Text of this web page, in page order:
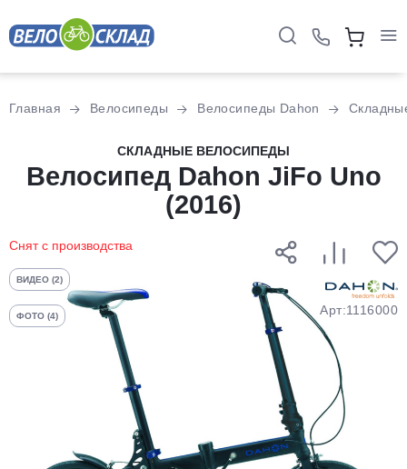
Главная Велосипеды Велосипеды Dahon
СКЛАДНЫЕ ВЕЛОСИПЕДЫ
Велосипед Dahon JiFo Uno
(2016)
Снят с производства
ВИДЕО (2)
ФОТО (4) Арт:1116000
Разбейте
оплатуна части
без переплат
График платежей
Добавляйте товары
в корзину